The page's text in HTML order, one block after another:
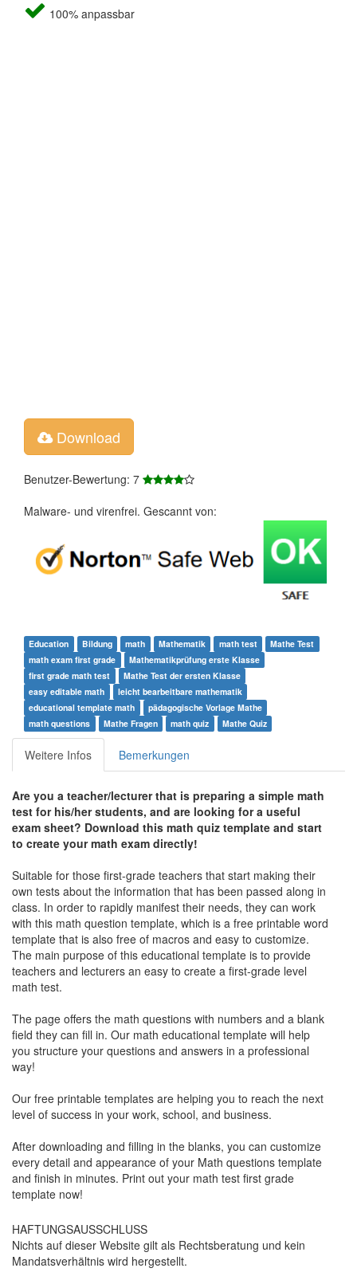
100% anpassbar
Download
Benutzer-Bewertung: 7
Malware- und virenfrei. Gescannt von:
Education Bildung math Mathematik math test
Mathe Test
math exam first grade
Mathematikprüfung erste Klasse
first grade math test
Mathe Test der ersten Klasse
easy editable math
leicht bearbeitbare mathematik
educational template math
pädagogische Vorlage Mathe
math questions
Mathe Fragen math quiz Mathe Quiz
Weitere Infos Bemerkungen
Are you a teacher/lecturer that is preparing a simple math
test for his/her students, and are looking for a useful
exam sheet? Download this math quiz template and start
to create your math exam directly!
Suitable for those first-grade teachers that start making their
own tests about the information that has been passed along in
class. In order to rapidly manifest their needs, they can work
with this math question template, which is a free printable word
template that is also free of macros and easy to customize.
The main purpose of this educational template is to provide
teachers and lecturers an easy to create a first-grade level
math test.
The page offers the math questions with numbers and a blank
field they can fill in. Our math educational template will help
you structure your questions and answers in a professional
way!
Our free printable templates are helping you to reach the next
level of success in your work, school, and business.
After downloading and filling in the blanks, you can customize
every detail and appearance of your Math questions template
and finish in minutes. Print out your math test first grade
template now!
HAFTUNGSAUSSCHLUSS
Nichts auf dieser Website gilt als Rechtsberatung und kein
Mandatsverhältnis wird hergestellt.